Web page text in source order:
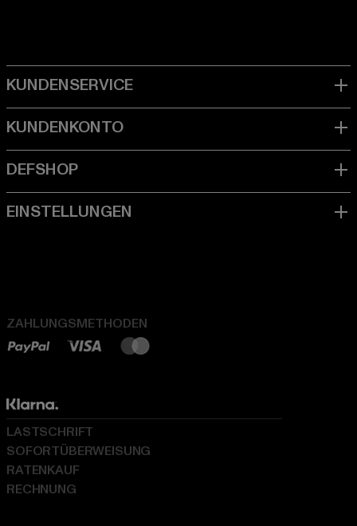
ZAHLUNGSMETHODEN
LASTSCHRIFT
SOFORTÜBERWEISUNG
RATENKAUF
RECHNUNG